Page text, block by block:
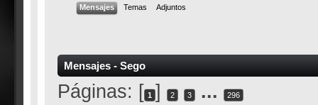
Mensajes Temas Adjuntos
Mensajes - Sego
Páginas: [ 1 ] 2 3 ... 296